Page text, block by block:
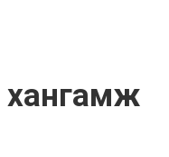
хангамж